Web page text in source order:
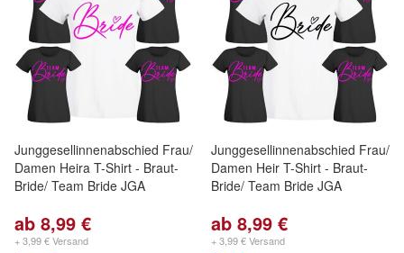
Junggesellinnenabschied Frau/
Damen Heira T-Shirt - Braut-
Bride/ Team Bride JGA
ab 8,99 €
+ 3,99 € Versand
Junggesellinnenabschied Frau/
Damen Heir T-Shirt - Braut-
Bride/ Team Bride JGA
ab 8,99 €
+ 3,99 € Versand